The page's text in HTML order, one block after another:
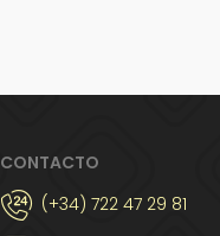
CONTACTO
(+34) 722 47 29 81